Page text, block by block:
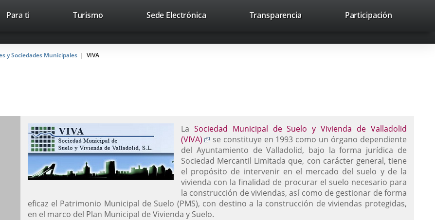
Trabaja con nosotros Contacto avaHeaderSocial
Link
external
Link
external
Link
external
Search
Para ti TurismoThis
open
Sede ElectrónicaLink
application.
Transparencia Participación
y Sociedades Municipales VIVA
La Sociedad Municipal de Suelo y Vivienda de Valladolid
(VIVA)
Enlace
a
una
aplicación
externa.
se constituye en 1993 como un órgano dependiente
del Ayuntamiento de Valladolid, bajo la forma jurídica de
Sociedad Mercantil Limitada que, con carácter general, tiene
el propósito de intervenir en el mercado del suelo y de la
vivienda con la finalidad de procurar el suelo necesario para
la construcción de viviendas, así como de gestionar de forma
eficaz el Patrimonio Municipal de Suelo (PMS), con destino a la construcción de viviendas protegidas,
en el marco del Plan Municipal de Vivienda y Suelo.